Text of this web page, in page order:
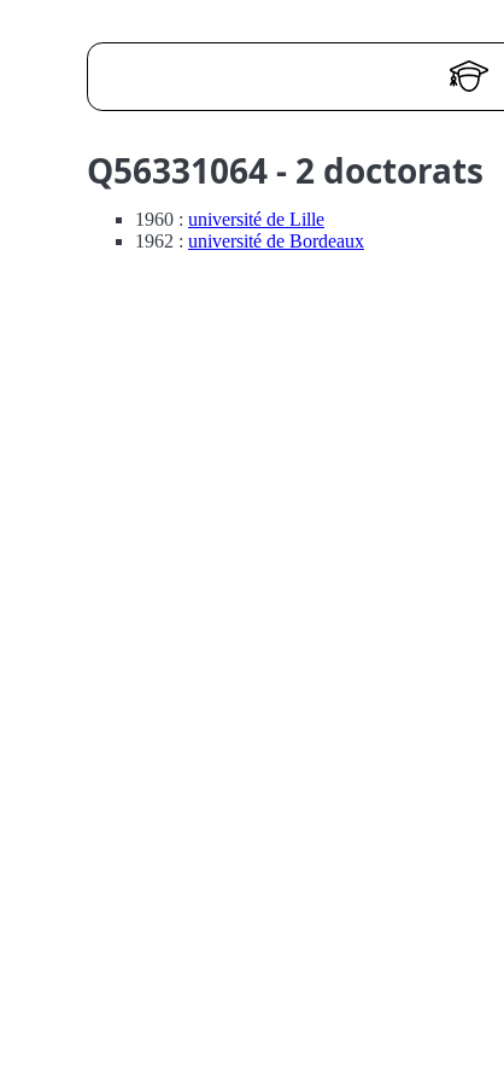
Q56331064 - 2 doctorats
1960 : université de Lille
1962 : université de Bordeaux